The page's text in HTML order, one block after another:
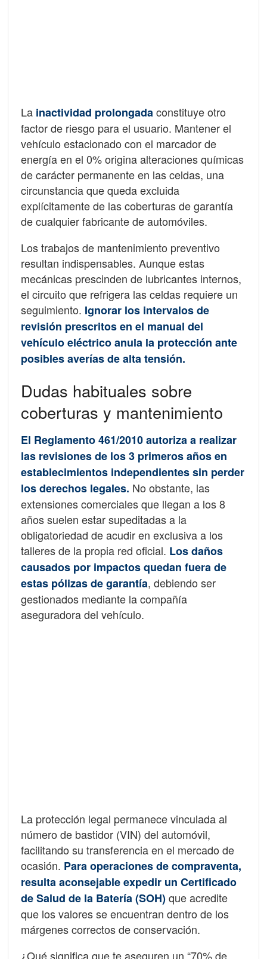
La inactividad prolongadaconstituye otro
factor de riesgo para el usuario. Mantener el
vehículo estacionado con el marcador de
energía en el 0% origina alteraciones químicas
de carácter permanente en las celdas, una
circunstancia que queda excluida
explícitamente de las coberturas de garantía
de cualquier fabricante de automóviles.
Los trabajos de mantenimiento preventivo
resultan indispensables. Aunque estas
mecánicas prescinden de lubricantes internos,
el circuito que refrigera las celdas requiere un
seguimiento. Ignorar los intervalos de
revisión prescritos en el manual del
vehículo eléctrico anula la protección ante
posibles averías de alta tensión.
Dudas habituales sobre
coberturas y mantenimiento
El Reglamento 461/2010 autoriza a realizar
las revisiones de los 3 primeros años en
establecimientos independientes sin perder
los derechos legales. No obstante, las
extensiones comerciales que llegan a los 8
años suelen estar supeditadas a la
obligatoriedad de acudir en exclusiva a los
talleres de la propia red oficial. Los daños
causados por impactos quedan fuera de
estas pólizas de garantía, debiendo ser
gestionados mediante la compañía
aseguradora del vehículo.
La protección legal permanece vinculada al
número de bastidor (VIN) del automóvil,
facilitando su transferencia en el mercado de
ocasión. Para operaciones de compraventa,
resulta aconsejable expedir un Certificado
de Salud de la Batería (SOH)que acredite
que los valores se encuentran dentro de los
márgenes correctos de conservación.
¿Qué significa que te aseguren un “70% de